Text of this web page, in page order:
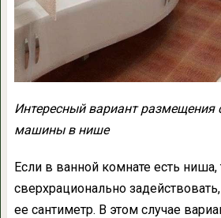
Интересный вариант размещения
машины в нише
Если в ванной комнате есть ниша,
сверхрационально
ее сантиметр. В этом случае